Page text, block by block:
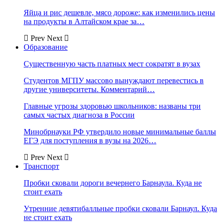
Яйца и рис дешевле, мясо дороже: как изменились цены
на продукты в Алтайском крае за…
Prev Next
Образование
Существенную часть платных мест сократят в вузах
Студентов МГПУ массово вынуждают перевестись в
другие университеты. Комментарий…
Главные угрозы здоровью школьников: названы три
самых частых диагноза в России
Минобрнауки РФ утвердило новые минимальные баллы
ЕГЭ для поступления в вузы на 2026…
Prev Next
Транспорт
Пробки сковали дороги вечернего Барнаула. Куда не
стоит ехать
Утренние девятибалльные пробки сковали Барнаул. Куда
не стоит ехать